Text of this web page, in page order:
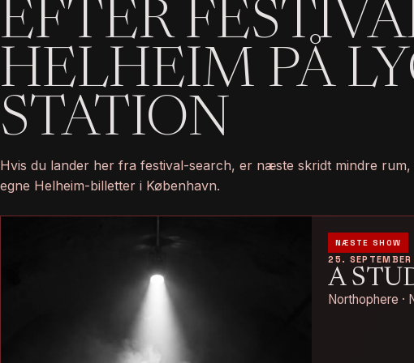
EFTER
HELHEIM PÅ
STATION
Hvis du lander her fra festival-search, er næste skridt mindre
egne Helheim-billetter i København.
NÆSTE SHOW
25.
A
Northophere ·